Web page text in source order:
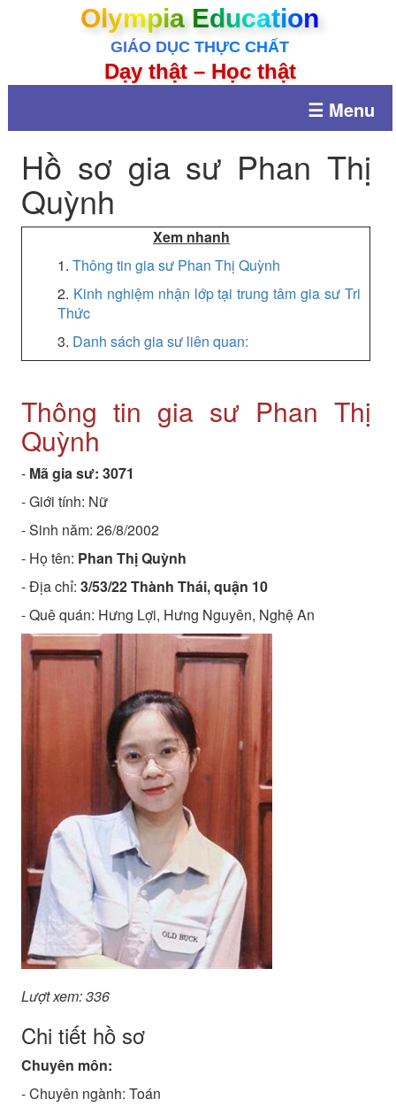
Olympia Education
GIÁO DỤC THỰC CHẤT
Dạy thật – Học thật
☰ Menu
Hồ sơ gia sư Phan Thị
Quỳnh
Xem nhanh
1. Thông tin gia sư Phan Thị Quỳnh
2. Kinh nghiệm nhận lớp tại trung tâm gia sư Tri
Thức
3. Danh sách gia sư liên quan:
Thông tin gia sư Phan Thị
Quỳnh
- Mã gia sư: 3071
- Giới tính: Nữ
- Sinh năm: 26/8/2002
- Họ tên: Phan Thị Quỳnh
- Địa chỉ: 3/53/22 Thành Thái, quận 10
- Quê quán: Hưng Lợi, Hưng Nguyên, Nghệ An
Lượt xem: 336
Chi tiết hồ sơ
Chuyên môn:
- Chuyên ngành: Toán